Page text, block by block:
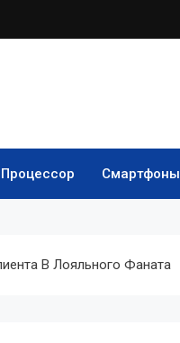
Процессор Смартфоны
В Лояльного Фаната